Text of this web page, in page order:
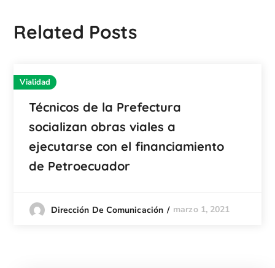
Related Posts
Vialidad
Técnicos de la Prefectura
socializan obras viales a
ejecutarse con el financiamiento
de Petroecuador
Dirección De Comunicación marzo 1, 2021